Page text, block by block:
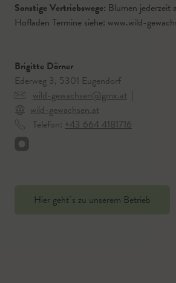
Sonstige Vertriebswege: Blumen jederzeit
Hofladen Termine siehe: www.wild-
Brigitte Dörner
Ederweg 3, 5301 Eugendorf
wild-gewachsen@gmx.at |
wild-gewachsen.at
Telefon: +43 664 4181716
Hier geht`s zu unserem Betrieb